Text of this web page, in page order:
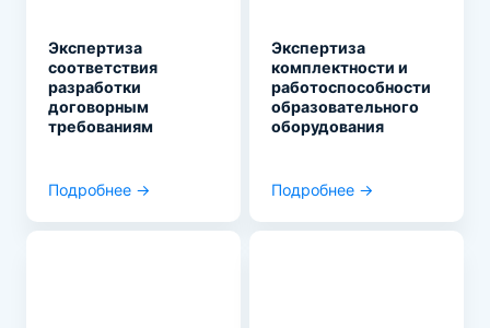
Экспертиза
соответствия
разработки
договорным
требованиям
Подробнее →
Экспертиза
комплектности и
работоспособности
образовательного
оборудования
Подробнее →